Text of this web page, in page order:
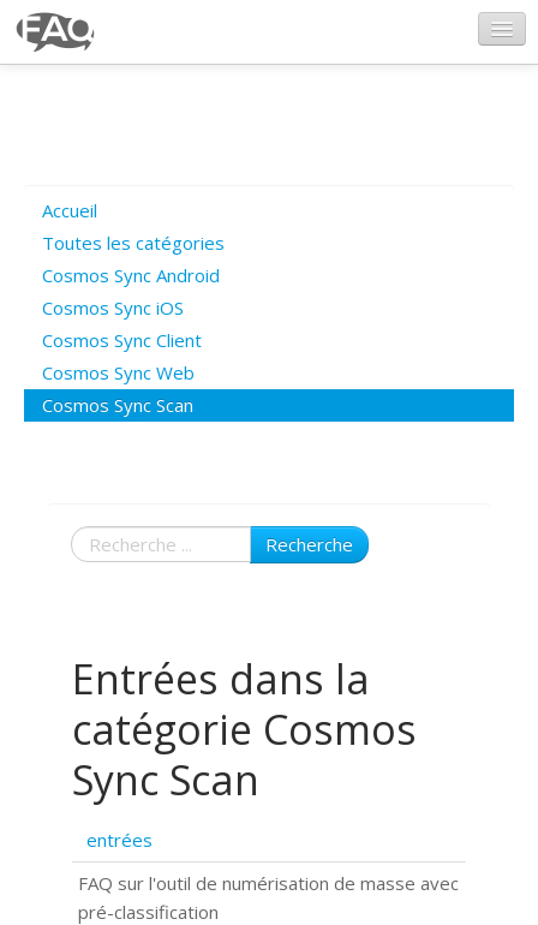
Poser une question
Questions ouvertes
Connexion
Accueil
Toutes les catégories
Cosmos Sync Android
Cosmos Sync iOS
Cosmos Sync Client
Cosmos Sync Web
Cosmos Sync Scan
Recherche
Entrées dans la
catégorie Cosmos
Sync Scan
entrées
FAQ sur l'outil de numérisation de masse avec
pré-classification